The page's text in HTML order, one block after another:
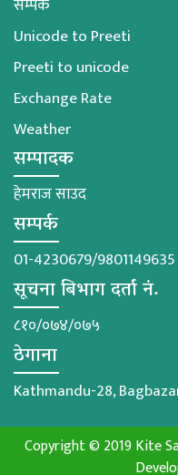
सम्पर्क
Unicode to Preeti
Preeti to unicode
Exchange Rate
Weather
सम्पादक
हेमराज साउद
सम्पर्क
01-4230679/9801149635
सूचना बिभाग दर्ता नं.
८१०/०७४/०७५
ठेगाना
Kathmandu-28,
Copyright © 2019 Kite